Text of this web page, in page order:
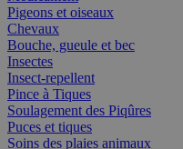
Pigeons et oiseaux
Chevaux
Bouche, gueule et bec
Insectes
Insect-repellent
Pince à Tiques
Soulagement des Piqûres
Puces et tiques
Soins des plaies animaux